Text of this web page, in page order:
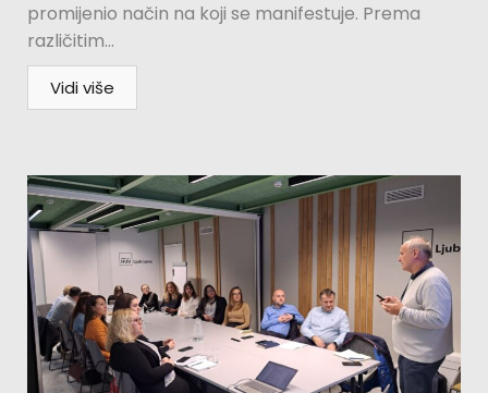
promijenio način na koji se manifestuje. Prema
različitim...
Vidi više